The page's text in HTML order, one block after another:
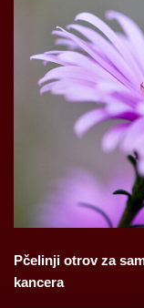
Pčelinji otrov za
kancera